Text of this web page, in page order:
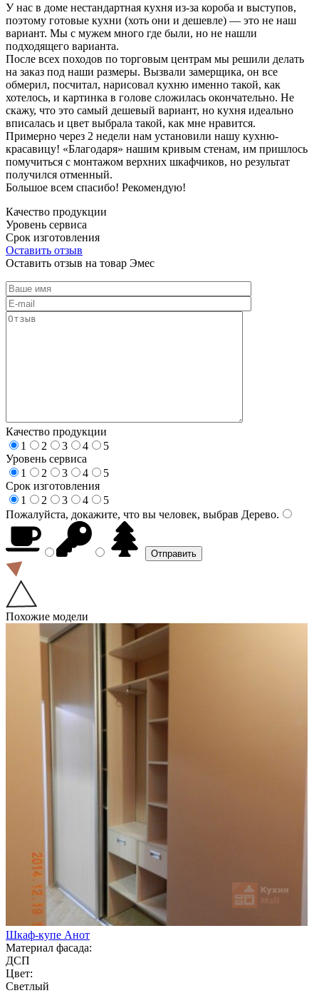
У нас в доме нестандартная кухня из-за короба и выступов,
поэтому готовые кухни (хоть они и дешевле) — это не наш
вариант. Мы с мужем много где были, но не нашли
подходящего варианта.
После всех походов по торговым центрам мы решили делать
на заказ под наши размеры. Вызвали замерщика, он все
обмерил, посчитал, нарисовал кухню именно такой, как
хотелось, и картинка в голове сложилась окончательно. Не
скажу, что это самый дешевый вариант, но кухня идеально
вписалась и цвет выбрала такой, как мне нравится.
Примерно через 2 недели нам установили нашу кухню-
красавицу! «Благодаря» нашим кривым стенам, им пришлось
помучиться с монтажом верхних шкафчиков, но результат
получился отменный.
Большое всем спасибо! Рекомендую!
Качество продукции
Уровень сервиса
Срок изготовления
Оставить отзыв
Оставить отзыв на товар Эмес
Качество продукции
1
2 3 4
5
Уровень сервиса
1
2 3 4
5
Срок изготовления
1
2 3 4
5
Пожалуйста, докажите, что вы человек, выбрав Дерево.
Похожие модели
Шкаф-купе Анот
Материал фасада:
ДСП
Цвет:
Светлый